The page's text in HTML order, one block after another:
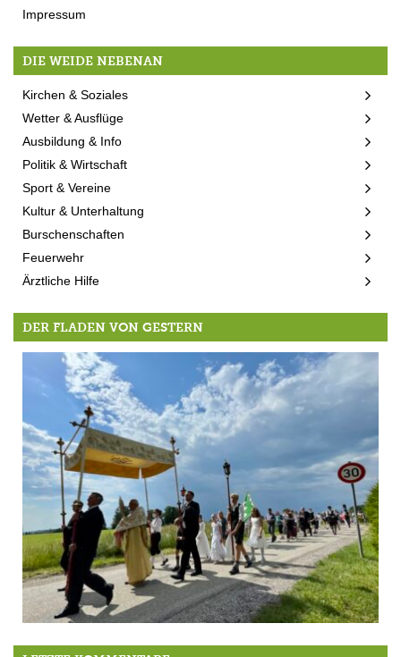
Impressum
DIE WEIDE NEBENAN
Kirchen & Soziales
Wetter & Ausflüge
Ausbildung & Info
Politik & Wirtschaft
Sport & Vereine
Kultur & Unterhaltung
Burschenschaften
Feuerwehr
Ärztliche Hilfe
DER FLADEN VON GESTERN
Fronleichnamsprozessionen abgesagt